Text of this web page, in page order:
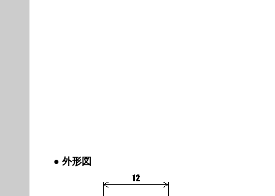
● 外形図